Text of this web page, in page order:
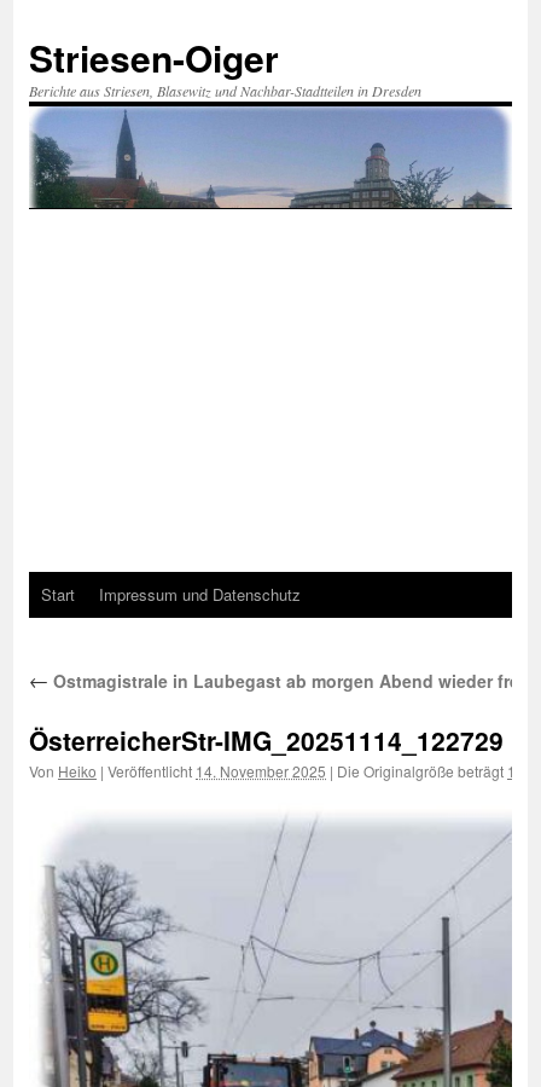
springen
Striesen-Oiger
Berichte aus Striesen, Blasewitz und Nachbar-Stadtteilen in Dresden
Start Impressum und Datenschutz
← Ostmagistrale in Laubegast ab morgen Abend wieder frei
ÖsterreicherStr-IMG_20251114_122729
Von Heiko | Veröffentlicht 14. November 2025 | Die Originalgröße beträgt